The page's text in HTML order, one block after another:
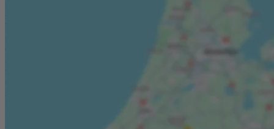
groen. De tuin beschikt over diverse beplanting, volwassen hagen
en een vrijstaande stenen berging achterin de tuin. Door de
aanwezige ruimte kan hier eenvoudig een gezellige zitplek, terras of
speelruimte worden gecreëerd. Aan de voorzijde beschikt de woning
- Anti speculatiebeding van toepassing. - Voortdurend recht van